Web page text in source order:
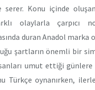
Konu içinde oluşan
olaylarla çarpıcı
duran Anadol
şartların önemli bir
umut ettiği günlere
Türkçe oynanırken,